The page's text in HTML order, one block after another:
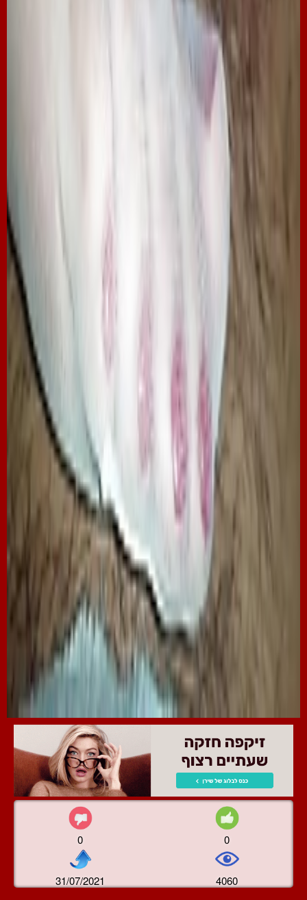
0 0
31/07/2021 4060